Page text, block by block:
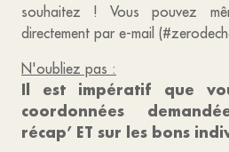
souhaitez ! Vous pouvez
directement par e-mail
N'oubliez pas :
Il est impératif que
coordonnées
récap’ ET sur les bons